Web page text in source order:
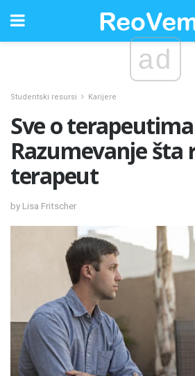
ad
Studentski resursi Karijere
Sve o
Razumevanje šta
terapeut
by Lisa Fritscher